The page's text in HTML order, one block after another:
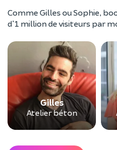
Comme Gilles ou Sophie,
d'1 million de visiteurs par
Gilles
Atelier béton